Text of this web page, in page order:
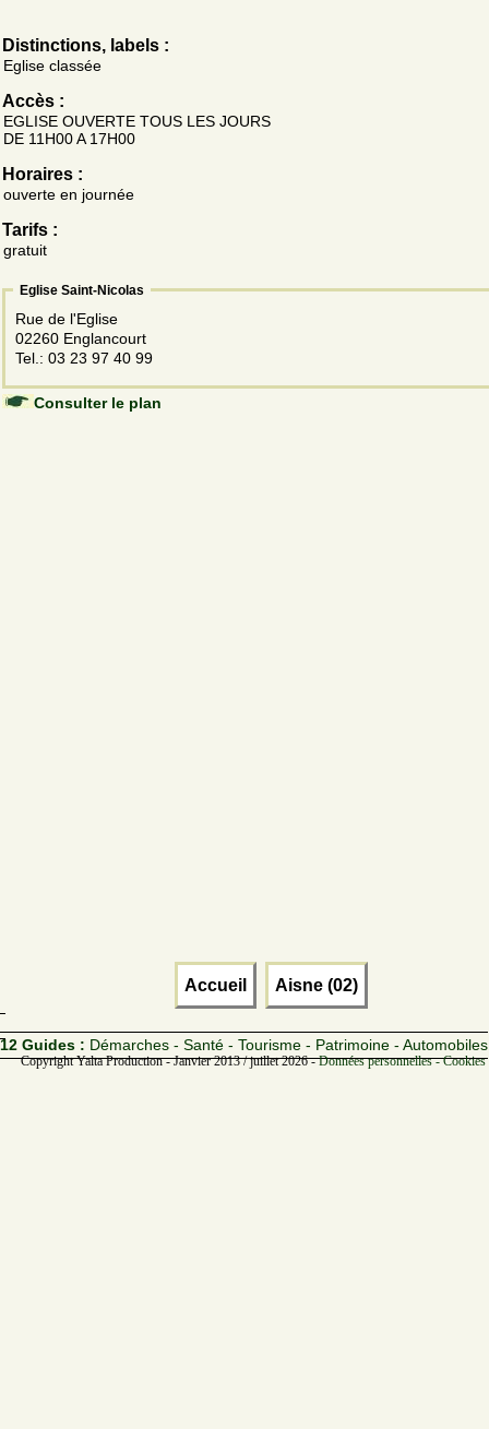
Distinctions, labels :
Eglise classée
Accès :
EGLISE OUVERTE TOUS LES JOURS
DE 11H00 A 17H00
Horaires :
ouverte en journée
Tarifs :
gratuit
Eglise Saint-Nicolas
Rue de l'Eglise
02260 Englancourt
Tel.: 03 23 97 40 99
Consulter le plan
Accueil Aisne (02)
12 Guides : Démarches - Santé - Tourisme - Patrimoine - Automobiles
Copyright Yalta Production - Janvier 2013 / juillet 2026 -Données personnelles -